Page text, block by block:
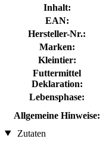
Inhalt:
EAN:
Hersteller-Nr.:
Marken:
Kleintier:
Futtermittel
Deklaration:
Lebensphase:
Allgemeine Hinweise:
Zutaten